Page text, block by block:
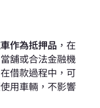
作為抵押品 ，在
舖或合法金融機
借款過程中，可
用車輛，不影響